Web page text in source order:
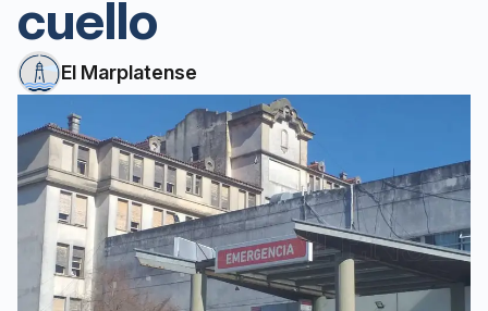
cuello
El Marplatense